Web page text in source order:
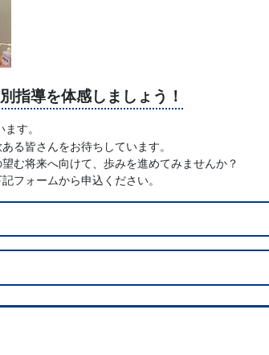
指導を体感しましょう！
す。
る皆さんをお待ちしています。
む将来へ向けて、歩みを進めてみませんか？
フォームから申込ください。